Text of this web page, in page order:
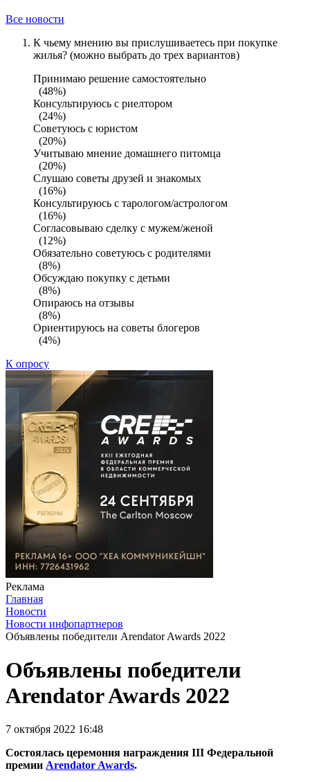
Все новости
К чьему мнению вы прислушиваетесь при покупке
жилья? (можно выбрать до трех вариантов)
Принимаю решение самостоятельно
(48%)
Консультируюсь с риелтором
(24%)
Советуюсь с юристом
(20%)
Учитываю мнение домашнего питомца
(20%)
Слушаю советы друзей и знакомых
(16%)
Консультируюсь с тарологом/астрологом
(16%)
Согласовываю сделку с мужем/женой
(12%)
Обязательно советуюсь с родителями
(8%)
Обсуждаю покупку с детьми
(8%)
Опираюсь на отзывы
(8%)
Ориентируюсь на советы блогеров
(4%)
К опросу
Реклама
Главная
Новости
Новости инфопартнеров
Объявлены победители Arendator Awards 2022
Объявлены победители
Arendator Awards 2022
7 октября 2022 16:48
Состоялась церемония награждения III Федеральной
премии Arendator Awards.